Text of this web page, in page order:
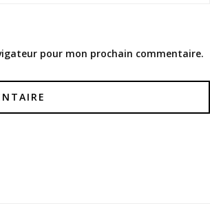
pour mon prochain commentaire.